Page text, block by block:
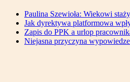
Paulina Szewioła: Wiekowi
Jak dyrektywa platformowa
Zapis do PPK a urlop
Niejasna przyczyna